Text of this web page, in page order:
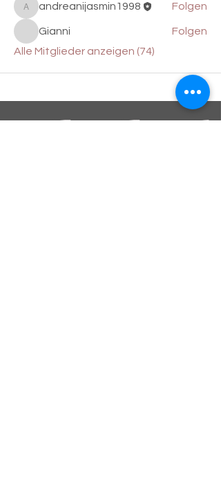
andreanijasmin1998
andreanijasmin1998 Folgen
Gianni
Folgen
Alle Mitglieder anzeigen (74)